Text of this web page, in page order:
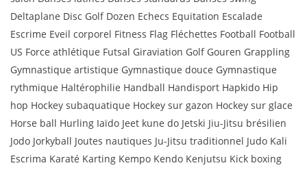
Deltaplane Disc Golf Dozen Echecs Equitation Escalade
Escrime Eveil corporel Fitness Flag Fléchettes Football Football
US Force athlétique Futsal Giraviation Golf Gouren Grappling
Gymnastique artistique Gymnastique douce Gymnastique
rythmique Haltérophilie Handball Handisport Hapkido Hip
hop Hockey subaquatique Hockey sur gazon Hockey sur glace
Horse ball Hurling Iaïdo Jeet kune do Jetski Jiu-Jitsu brésilien
Jodo Jorkyball Joutes nautiques Ju-Jitsu traditionnel Judo Kali
Escrima Karaté Karting Kempo Kendo Kenjutsu Kick boxing